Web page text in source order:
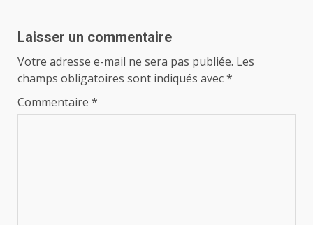
Laisser un commentaire
Votre adresse e-mail ne sera pas publiée. Les
champs obligatoires sont indiqués avec*
Commentaire *